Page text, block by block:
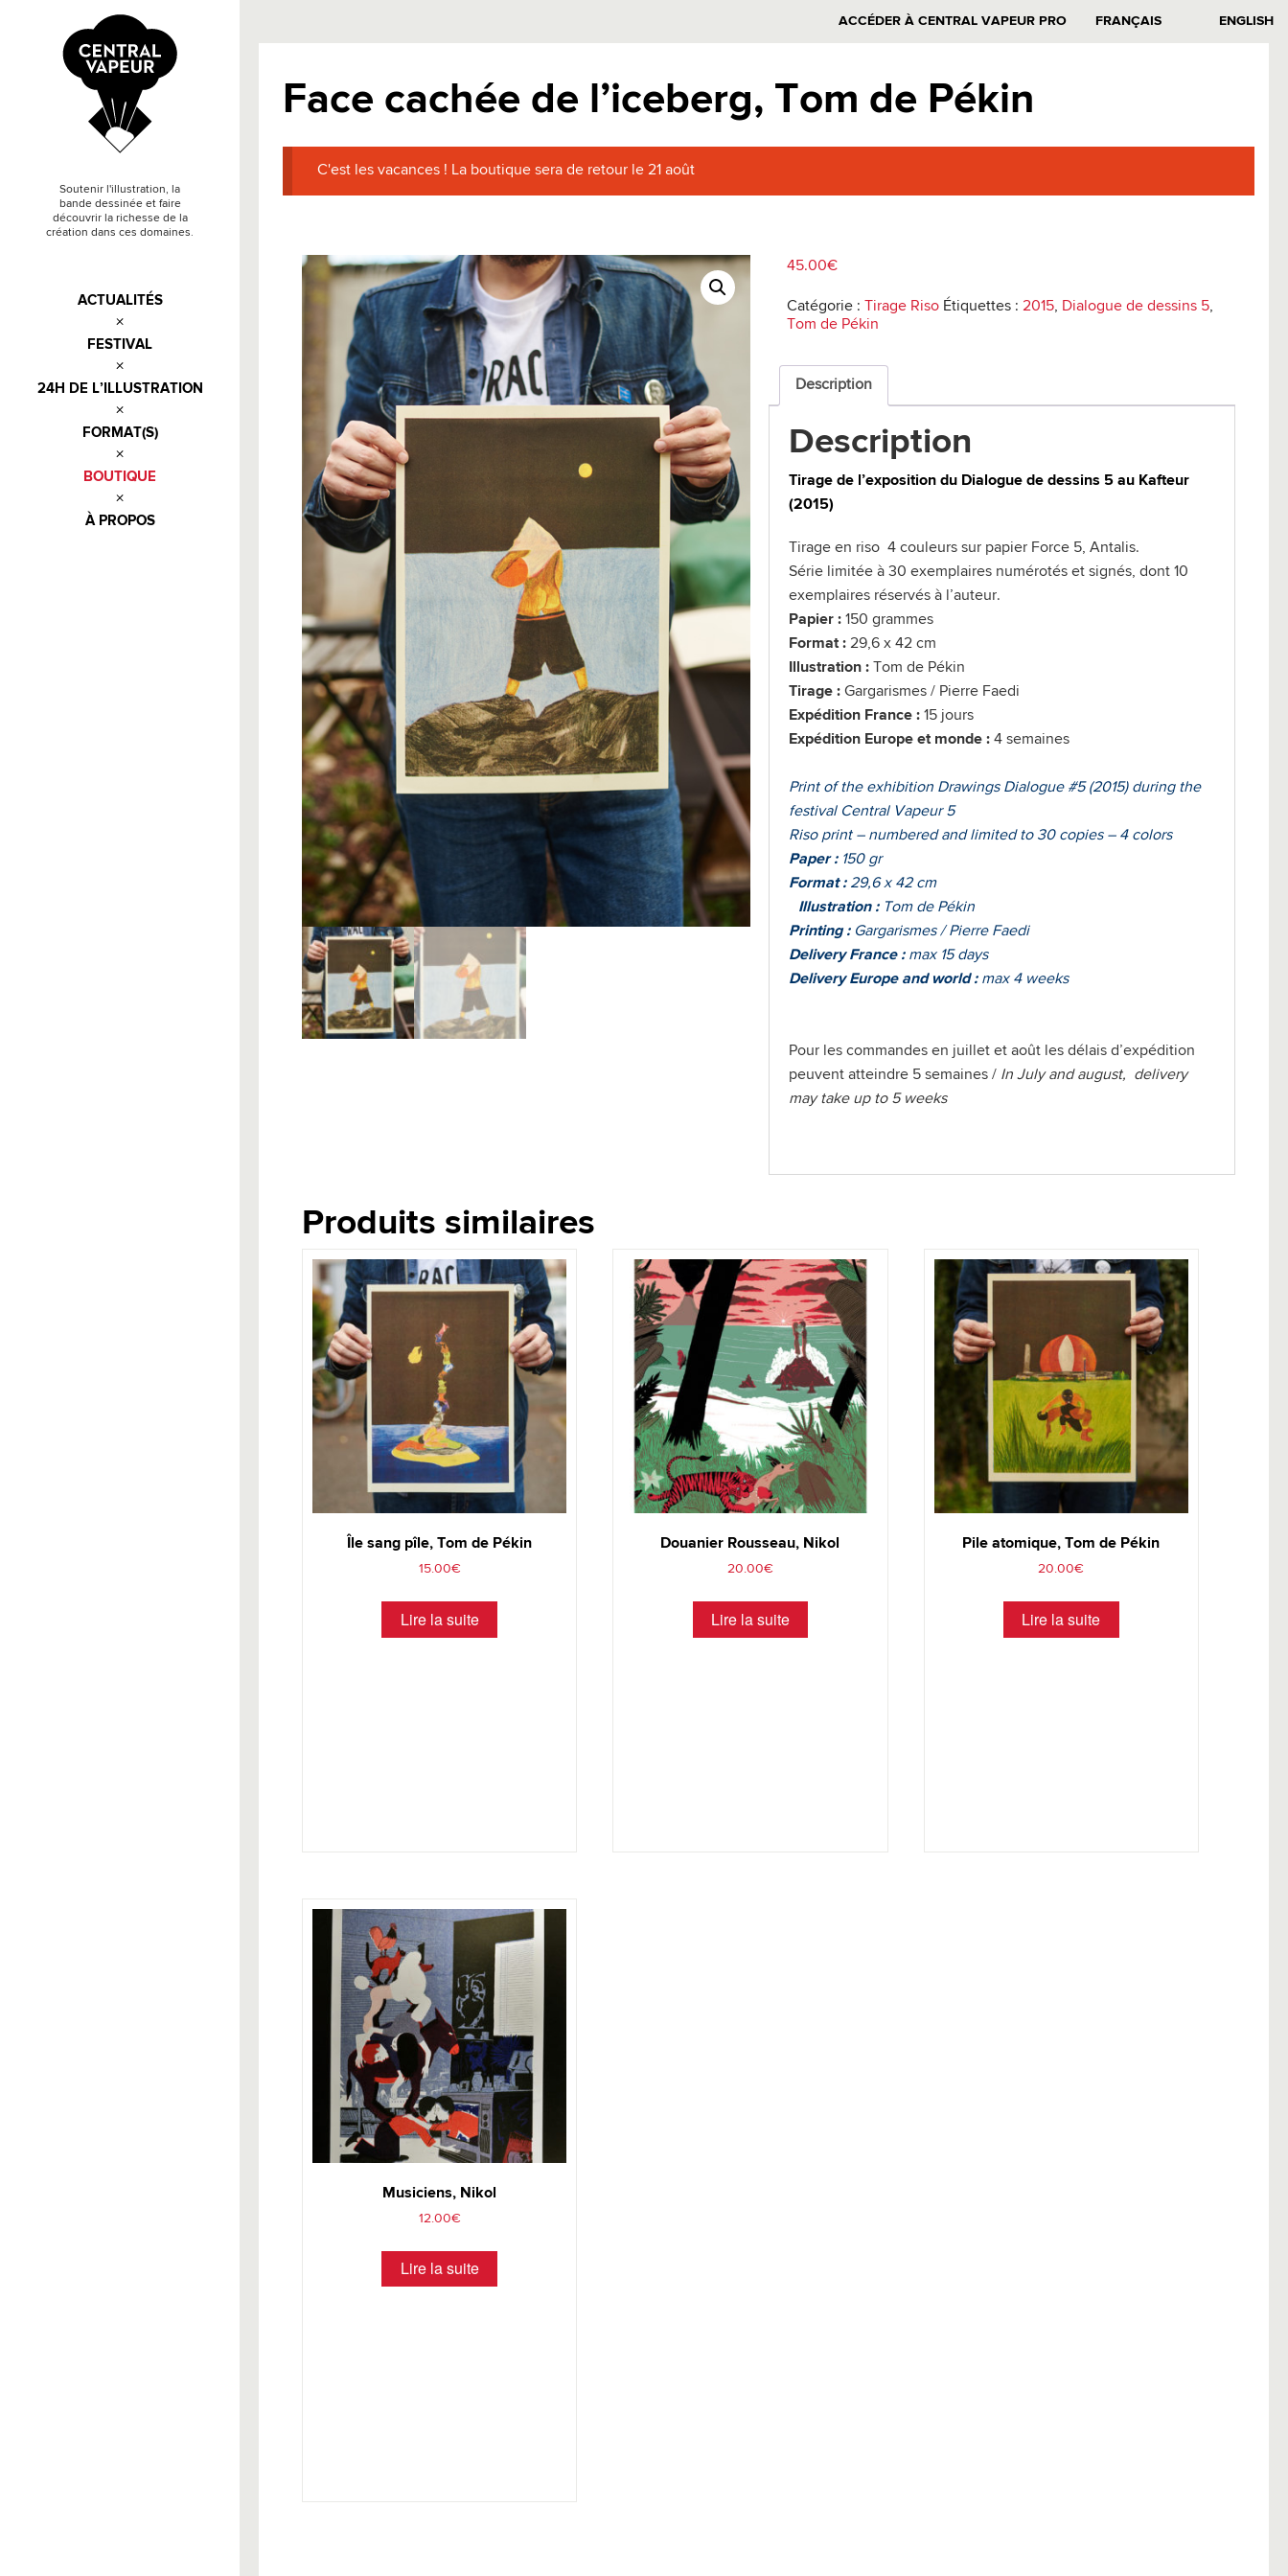
Soutenir l'illustration, la
bande dessinée et faire
découvrir la richesse de la
création dans ces domaines.
ACTUALITÉS
FESTIVAL
24H DE L’ILLUSTRATION
FORMAT(S)
BOUTIQUE
À PROPOS
ACCÉDER À CENTRAL VAPEUR PRO FRANÇAIS ENGLISH
Face cachée de l’iceberg, Tom de Pékin
C'est les vacances ! La boutique sera de retour le 21 août
45.00€
Catégorie : Tirage Riso Étiquettes :2015, Dialogue de dessins 5,
Tom de Pékin
Description
Description
Tirage de l’exposition du Dialogue de dessins 5 au Kafteur
(2015)
Tirage en riso 4 couleurs sur papier Force 5, Antalis.
Série limitée à 30 exemplaires numérotés et signés, dont 10
exemplaires réservés à l’auteur.
Papier : 150 grammes
Format : 29,6 x 42 cm
Illustration : Tom de Pékin
Tirage : Gargarismes / Pierre Faedi
Expédition France : 15 jours
Expédition Europe et monde : 4 semaines
Print of the exhibition Drawings Dialogue #5 (2015) during the
festival Central Vapeur 5
Riso print – numbered and limited to 30 copies – 4 colors
Paper :150 gr
Format :29,6 x 42 cm
Illustration :Tom de Pékin
Printing :Gargarismes / Pierre Faedi
Delivery France :max 15 days
Delivery Europe and world :max 4 weeks
Pour les commandes en juillet et août les délais d’expédition
peuvent atteindre 5 semaines / In July and august, delivery
may take up to 5 weeks
Produits similaires
Île sang pîle, Tom de Pékin
15.00€
Lire la suite
Douanier Rousseau, Nikol
20.00€
Lire la suite
Pile atomique, Tom de Pékin
20.00€
Lire la suite
Musiciens, Nikol
12.00€
Lire la suite